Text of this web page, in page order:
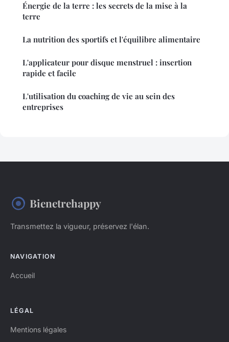
Énergie de la terre : les secrets de la mise à la
terre
La nutrition des sportifs et l'équilibre alimentaire
L'applicateur pour disque menstruel : insertion
rapide et facile
L'utilisation du coaching de vie au sein des
entreprises
Bienetrehappy
Transmettez la vigueur, préservez l'élan.
NAVIGATION
Accueil
LÉGAL
Mentions légales